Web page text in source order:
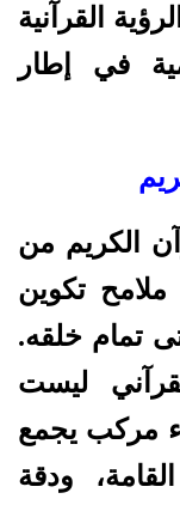
القرآنية
في إطار
الكريم من
تكوين
تمام خلقه.
ليست
مركب يجمع
ودقة